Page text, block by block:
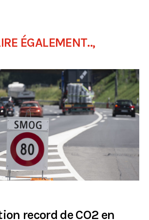
ÉGALEMENT..,
record de CO2 en